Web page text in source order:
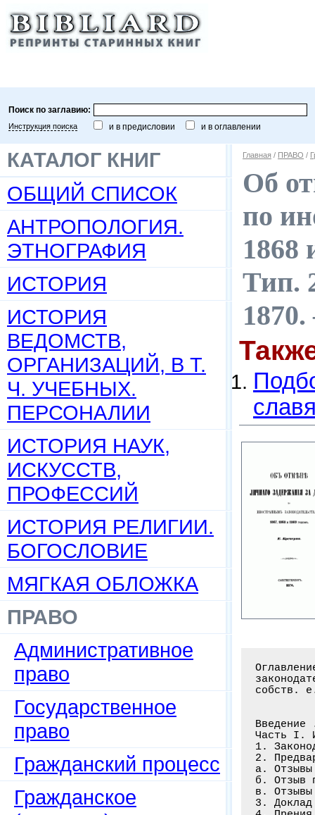
Поиск по заглавию:
Инструкция поиска и в предисловии и в оглавлении
КАТАЛОГ КНИГ
ОБЩИЙ СПИСОК
АНТРОПОЛОГИЯ.
ЭТНОГРАФИЯ
ИСТОРИЯ
ИСТОРИЯ
ВЕДОМСТВ,
ОРГАНИЗАЦИЙ, В Т.
Ч. УЧЕБНЫХ.
ПЕРСОНАЛИИ
ИСТОРИЯ НАУК,
ИСКУССТВ,
ПРОФЕССИЙ
ИСТОРИЯ РЕЛИГИИ.
БОГОСЛОВИЕ
МЯГКАЯ ОБЛОЖКА
ПРАВО
Административное
право
Государственное
право
Гражданский процесс
Гражданское
Главная / ПРАВО /
Об
по
1868
Тип.
собств.
Часть I.
1.
2.
а.
б.
в.
3.